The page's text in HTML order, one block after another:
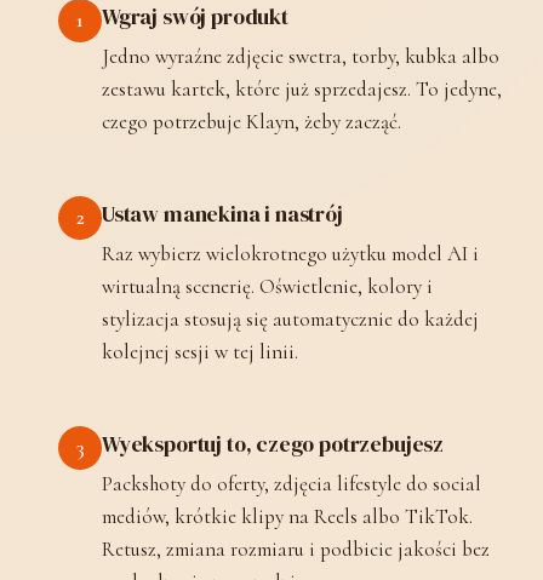
1 Wgraj swój produkt
Jedno wyraźne zdjęcie swetra, torby, kubka albo
zestawu kartek, które już sprzedajesz. To jedyne,
czego potrzebuje Klayn, żeby zacząć.
2 Ustaw manekina i nastrój
Raz wybierz wielokrotnego użytku model AI i
wirtualną scenerię. Oświetlenie, kolory i
stylizacja stosują się automatycznie do każdej
kolejnej sesji w tej linii.
3 Wyeksportuj to, czego potrzebujesz
Packshoty do oferty, zdjęcia lifestyle do social
mediów, krótkie klipy na Reels albo TikTok.
Retusz, zmiana rozmiaru i podbicie jakości bez